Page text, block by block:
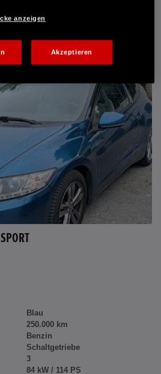
Blau
250.000 km
Benzin
Schaltgetriebe
3
84 kW / 114 PS
anzeigen
Akzeptieren